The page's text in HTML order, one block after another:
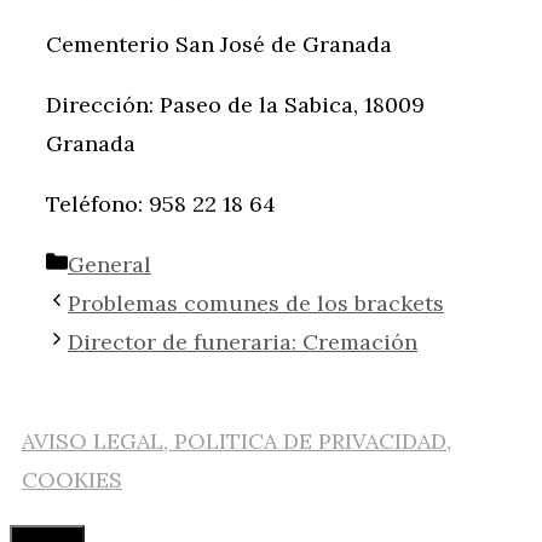
Cementerio San José de Granada
Dirección: Paseo de la Sabica, 18009
Granada
Teléfono: 958 22 18 64
Categorías
General
Problemas comunes de los brackets
Director de funeraria: Cremación
AVISO LEGAL, POLITICA DE PRIVACIDAD,
COOKIES